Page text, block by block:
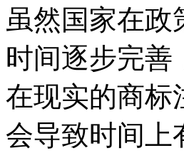
虽然国家在
时间逐步完善
在现实的商标
会导致时间上